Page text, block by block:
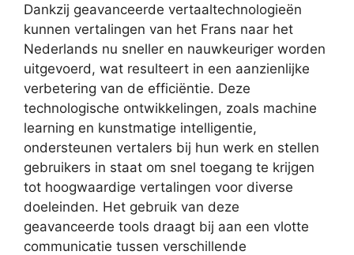
Dankzij geavanceerde vertaaltechnologieën
kunnen vertalingen van het Frans naar het
Nederlands nu sneller en nauwkeuriger worden
uitgevoerd, wat resulteert in een aanzienlijke
verbetering van de efficiëntie. Deze
technologische ontwikkelingen, zoals machine
learning en kunstmatige intelligentie,
ondersteunen vertalers bij hun werk en stellen
gebruikers in staat om snel toegang te krijgen
tot hoogwaardige vertalingen voor diverse
doeleinden. Het gebruik van deze
geavanceerde tools draagt bij aan een vlotte
communicatie tussen verschillende